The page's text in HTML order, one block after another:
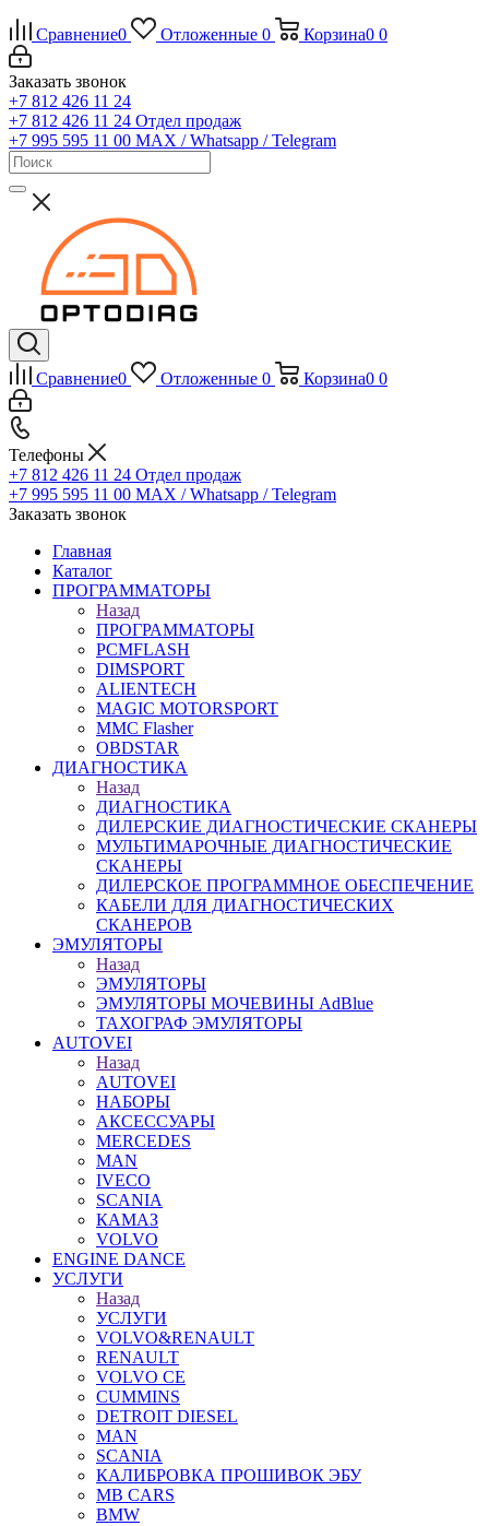
Сравнение0 Отложенные 0 Корзина0 0
Заказать звонок
+7 812 426 11 24
+7 812 426 11 24 Отдел продаж
+7 995 595 11 00 MAX / Whatsapp / Telegram
Сравнение0 Отложенные 0 Корзина0 0
Телефоны
+7 812 426 11 24 Отдел продаж
+7 995 595 11 00 MAX / Whatsapp / Telegram
Заказать звонок
Главная
Каталог
ПРОГРАММАТОРЫ
Назад
ПРОГРАММАТОРЫ
PCMFLASH
DIMSPORT
ALIENTECH
MAGIC MOTORSPORT
MMC Flasher
OBDSTAR
ДИАГНОСТИКА
Назад
ДИАГНОСТИКА
ДИЛЕРСКИЕ ДИАГНОСТИЧЕСКИЕ СКАНЕРЫ
МУЛЬТИМАРОЧНЫЕ ДИАГНОСТИЧЕСКИЕ
СКАНЕРЫ
ДИЛЕРСКОЕ ПРОГРАММНОЕ ОБЕСПЕЧЕНИЕ
КАБЕЛИ ДЛЯ ДИАГНОСТИЧЕСКИХ
СКАНЕРОВ
ЭМУЛЯТОРЫ
Назад
ЭМУЛЯТОРЫ
ЭМУЛЯТОРЫ МОЧЕВИНЫ АdBlue
ТАХОГРАФ ЭМУЛЯТОРЫ
AUTOVEI
Назад
AUTOVEI
НАБОРЫ
АКСЕССУАРЫ
MERCEDES
MAN
IVECO
SCANIA
КАМАЗ
VOLVO
ENGINE DANCE
УСЛУГИ
Назад
УСЛУГИ
VOLVO&RENAULT
RENAULT
VOLVO CE
CUMMINS
DETROIT DIESEL
MAN
SCANIA
КАЛИБРОВКА ПРОШИВОК ЭБУ
MB CARS
BMW